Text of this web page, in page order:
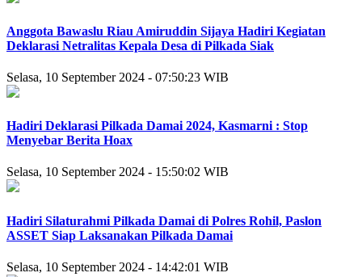
Anggota Bawaslu Riau Amiruddin Sijaya Hadiri Kegiatan
Deklarasi Netralitas Kepala Desa di Pilkada Siak
Selasa, 10 September 2024 - 07:50:23 WIB
Hadiri Deklarasi Pilkada Damai 2024, Kasmarni : Stop
Menyebar Berita Hoax
Selasa, 10 September 2024 - 15:50:02 WIB
Hadiri Silaturahmi Pilkada Damai di Polres Rohil, Paslon
ASSET Siap Laksanakan Pilkada Damai
Selasa, 10 September 2024 - 14:42:01 WIB